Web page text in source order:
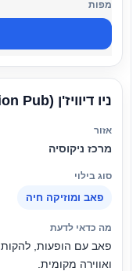
ניו דיוויז'ן (New Division Pub)
מרכז ניקוסיה
פאב ומוזיקה חיה
ואווירה מקומית.